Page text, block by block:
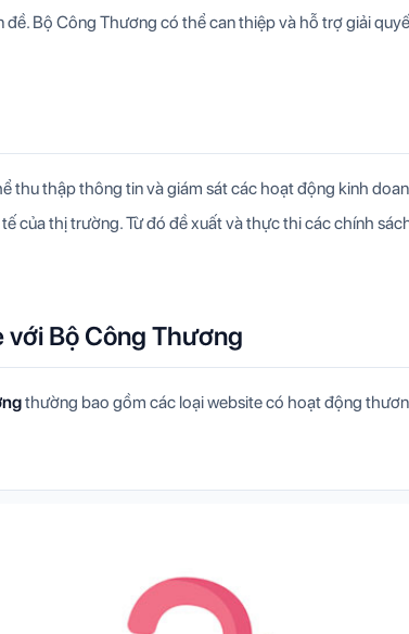
Bộ Công Thương có thể can thiệp và hỗ trợ giải
thu thập thông tin và giám sát các hoạt động kinh
của thị trường. Từ đó đề xuất và thực thi các chính
Bộ Công Thương
thường bao gồm các loại website có hoạt động